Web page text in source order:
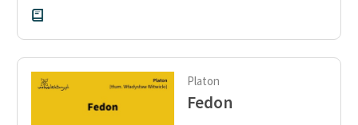
Platon
Fedon